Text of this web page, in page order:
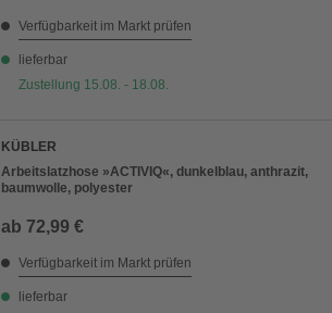
Verfügbarkeit im Markt prüfen
lieferbar
Zustellung 15.08. - 18.08.
KÜBLER
Arbeitslatzhose »ACTIVIQ«, dunkelblau, anthrazit,
baumwolle, polyester
ab 72,99 €
Verfügbarkeit im Markt prüfen
lieferbar